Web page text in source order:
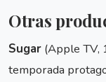
Otras
Sugar (Apple TV,
temporada